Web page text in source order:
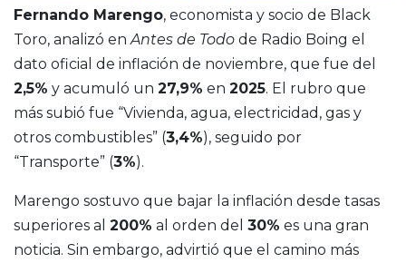
Fernando Marengo, economista y socio de Black
Toro, analizó enAntes de Todo de Radio Boing el
dato oficial de inflación de noviembre, que fue del
2,5% y acumuló un 27,9% en 2025. El rubro que
más subió fue “Vivienda, agua, electricidad, gas y
otros combustibles” (3,4%), seguido por
“Transporte” (3%).
Marengo sostuvo que bajar la inflación desde tasas
superiores al 200% al orden del 30% es una gran
noticia. Sin embargo, advirtió que el camino más